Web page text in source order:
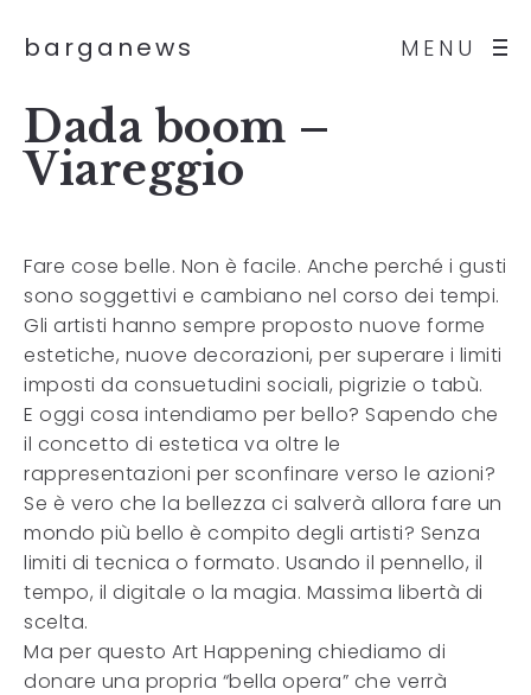
MENU
barganews
Dada boom –
Viareggio
Fare cose belle. Non è facile. Anche perché i gusti
sono soggettivi e cambiano nel corso dei tempi.
Gli artisti hanno sempre proposto nuove forme
estetiche, nuove decorazioni, per superare i limiti
imposti da consuetudini sociali, pigrizie o tabù.
E oggi cosa intendiamo per bello? Sapendo che
il concetto di estetica va oltre le
rappresentazioni per sconfinare verso le azioni?
Se è vero che la bellezza ci salverà allora fare un
mondo più bello è compito degli artisti? Senza
limiti di tecnica o formato. Usando il pennello, il
tempo, il digitale o la magia. Massima libertà di
scelta.
Ma per questo Art Happening chiediamo di
donare una propria “bella opera” che verrà